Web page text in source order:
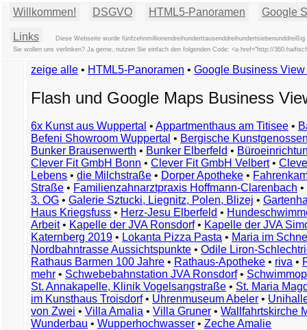
Willkommen! DSGVO HTML5-Panoramen Google
Links
Diese Webseite wurde
Sie wollen uns verlinken? Ja gerne, nutzen Sie einfach den folgenden Code: <a href="http://
zeige alle • HTML5-Panoramen • Google Business
Flash und Google Maps Business
6x Kunst aus Wuppertal • Appartmenthaus am Titisee •
Befeni Showroom Wuppertal • Bergische
Bunker Brausenwerth • Bunker Elberfeld •
Clever Fit GmbH Bonn • Clever Fit GmbH Velbert•
Lebens • die Milchstraße • Dorper Apotheke •
Straße • Familienzahnarztpraxis Hoffmann-Clarenbach •
3. OG • Galerie Sztucki, Liegnitz, Polen, Blizej •
Haus Kriegsfuss • Herz-Jesu Elberfeld •
Arbeit• Kapelle der JVA Ronsdorf• Kapelle der JVA
Katernberg 2019 • Lokanta Pizza Pasta • Maria im
Nordbahntrasse Aussichtspunkte • Odile Liron-
Rathaus Barmen 100 Jahre • Rathaus-Apotheke • riva •
mehr • Schwebebahnstation JVA Ronsdorf•
St. Annakapelle, Klinik Vogelsangstraße • St. Maria
im Kunsthaus Troisdorf• Uhrenmuseum Abeler •
von Zwei • Villa Amalia • Villa Gruner • Wallfahrtskirche
Wunderbau • Wupperhochwasser • Zeche Amalie